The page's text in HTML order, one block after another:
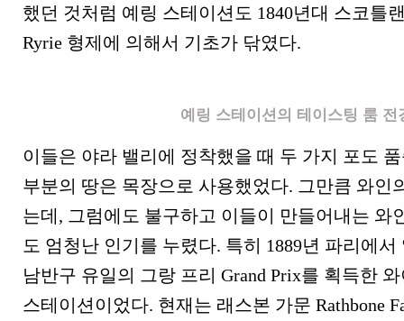
했던 것처럼 예링 스테이션도 1840년대 스코틀
Ryrie 형제에 의해서 기초가 닦였다.
예링 스테이션의 테이스팅 룸
이들은 야라 밸리에 정착했을 때 두 가지 포도
부분의 땅은 목장으로 사용했었다. 그만큼 와인
는데, 그럼에도 불구하고 이들이 만들어내는 와
도 엄청난 인기를 누렸다. 특히 1889년 파리에
남반구 유일의 그랑 프리 Grand Prix를 획득한
스테이션이었다. 현재는 래스본 가문 Rathbone